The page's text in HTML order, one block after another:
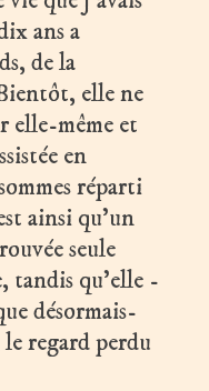
ans a
de la
elle ne
elle-même et
en
réparti
ainsi qu’un
seule
tandis qu’elle -
désormais-
regard perdu